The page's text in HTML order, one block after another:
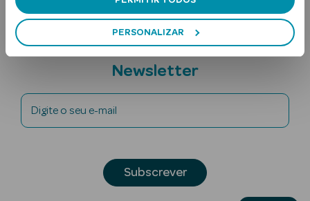
PERSONALIZAR
Ver Tudo
Subscreva a
Newsletter
Digite o seu e-mail
Subscrever